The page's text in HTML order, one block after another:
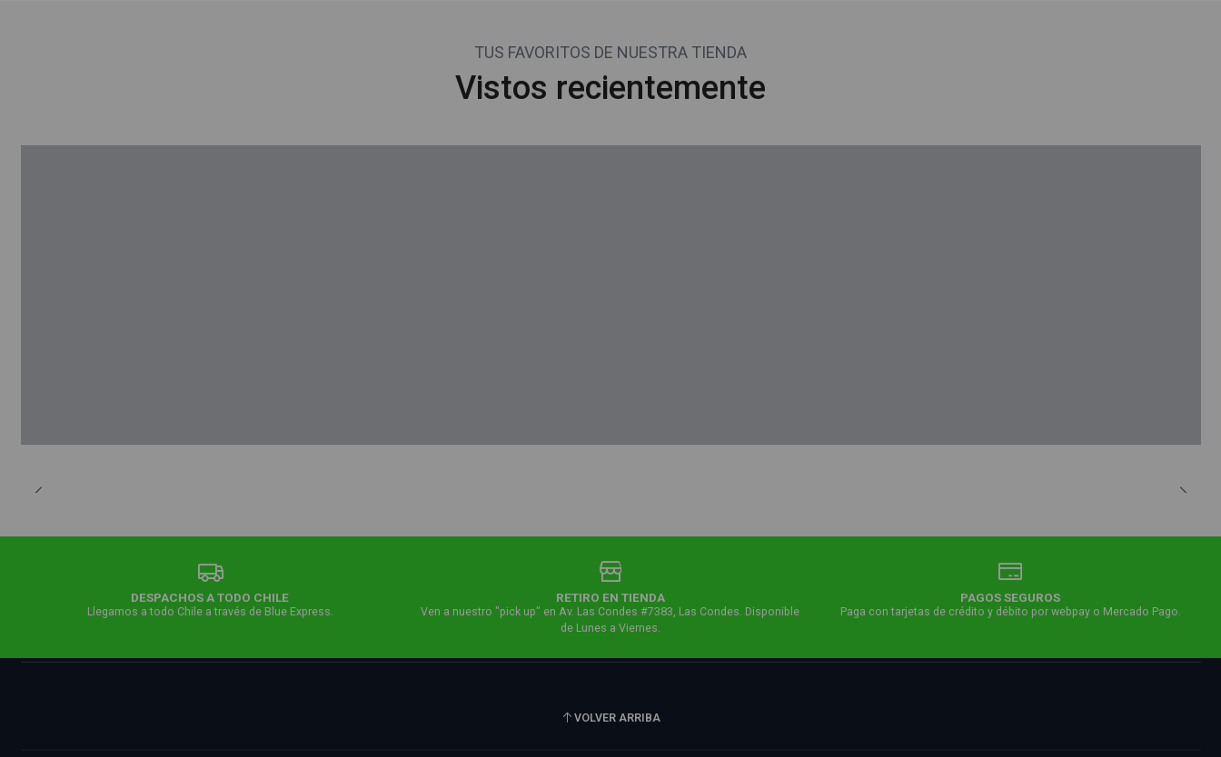
TUS FAVORITOS DE NUESTRA TIENDA
Vistos recientemente
DESPACHOS A TODO CHILE
Llegamos a todo Chile a través de Blue Express.
RETIRO EN TIENDA
Ven a nuestro "pick up" en Av. Las Condes #7383, Las Condes. Disponible
de Lunes a Viernes.
PAGOS SEGUROS
Paga con tarjetas de crédito y débito por webpay o Mercado Pago.
VOLVER ARRIBA